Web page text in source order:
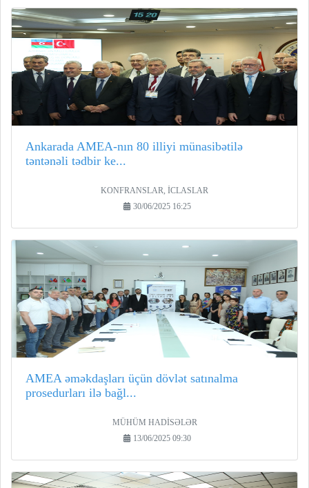
Ankarada AMEA-nın 80 illiyi münasibətilə
təntənəli tədbir ke...
KONFRANSLAR, İCLASLAR
30/06/2025 16:25
AMEA əməkdaşları üçün dövlət satınalma
prosedurları ilə bağl...
MÜHÜM HADİSƏLƏR
13/06/2025 09:30